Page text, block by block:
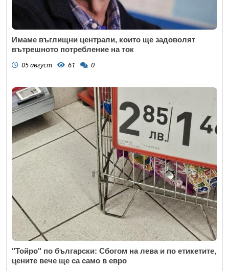
Имаме въглищни централи, които ще задоволят
вътрешното потребление на ток
05 август 61 0
"Тойро" по български: Сбогом на лева и по етикетите,
цените вече ще са само в евро